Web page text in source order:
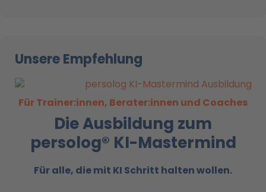
Unsere Empfehlung
Für Trainer:innen, Berater:innen und Coaches
Die Ausbildung zum
persolog® KI-Mastermind
Für alle, die mit KI Schritt halten wollen.